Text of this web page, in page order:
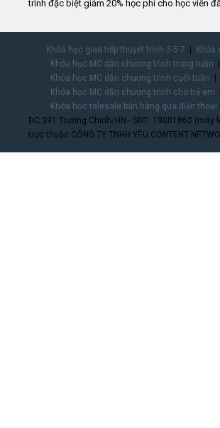
trình đặc biệt giảm 20% học phí cho học viên
Khóa học giao tiếp thuyết trình 3-5-7
Khóa
Khóa học MC dẫn chương trình trong tuần
Khóa học MC dẫn chương trình cuối tuần
Khóa học MC dẫn chương trình cho trẻ em
Khóa học telesale bán hàng qua điện thoại
ĐC:391 Trường Chinh/HN - SĐT: 19001860 (máy
trực thuộc CÔNG TY TNHH YÊU CONTENT